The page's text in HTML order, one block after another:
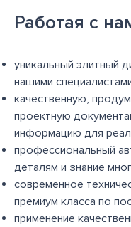
Работая с
уникальный элитный
нашими
качественную,
проектную
информацию для
профессиональный
деталям и знание
современное
премиум класса по
применение